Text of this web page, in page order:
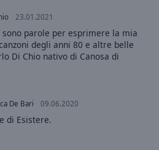
23.01.2021
sono parole per esprimere la mia
degli anni 80 e altre belle
Di Chio nativo di Canosa di
De Bari 09.06.2020
di Esistere.